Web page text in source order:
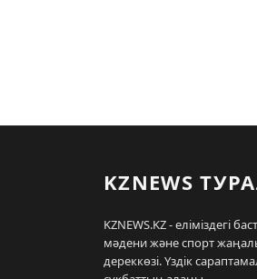
KZNEWS
KZNEWS.KZ - еліміздегі
мәдени және спорт
дереккөзі. Үздік